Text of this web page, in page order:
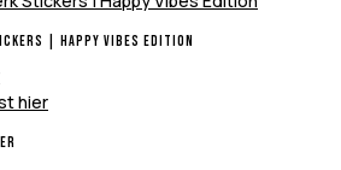
| HAPPY VIBES EDITION